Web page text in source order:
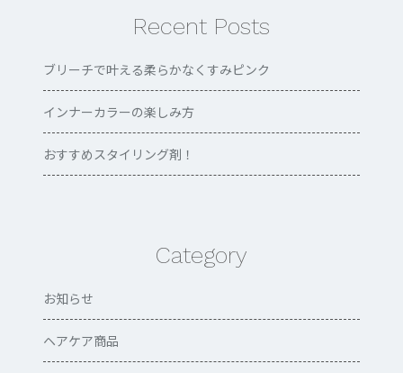
Recent Posts
ブリーチで叶える柔らかなくすみピンク
インナーカラーの楽しみ方
おすすめスタイリング剤！
Category
お知らせ
ヘアケア商品